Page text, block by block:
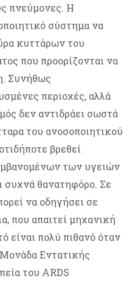
πνεύμονες. Η
σύστημα να
κυττάρων του
που προορίζονται να
Συνήθως
περιοχές, αλλά
δεν αντιδράει σωστά
του ανοσοποιητικού
βρεθεί
των υγειών
συχνά θανατηφόρο. Σε
να οδηγήσει σε
που απαιτεί μηχανική
είναι πολύ πιθανό όταν
Εντατικής
του ARDS